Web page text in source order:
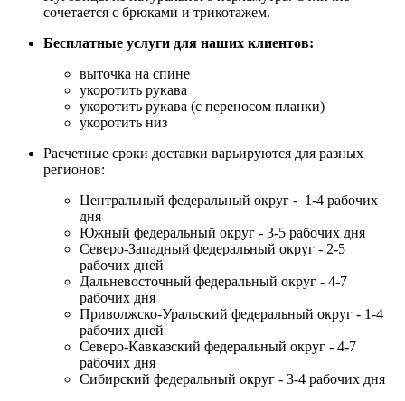
сочетается с брюками и трикотажем.
Бесплатные услуги для наших клиентов:
выточка на спине
укоротить рукава
укоротить рукава (с переносом планки)
укоротить низ
Расчетные сроки доставки варьируются для разных
регионов:
Центральный федеральный округ - 1-4 рабочих
дня
Южный федеральный округ - 3-5 рабочих дня
Северо-Западный федеральный округ - 2-5
рабочих дней
Дальневосточный федеральный округ - 4-7
рабочих дня
Приволжско-Уральский федеральный округ - 1-4
рабочих дней
Северо-Кавказский федеральный округ - 4-7
рабочих дня
Сибирский федеральный округ - 3-4 рабочих дня